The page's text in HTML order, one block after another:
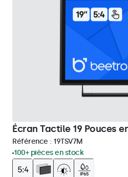
Écran Tactile 19 Pouces
Référence : 19TSV7M
100+ pièces en stock